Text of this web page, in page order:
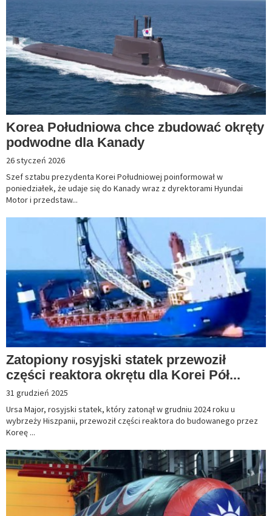
Korea Południowa chce zbudować okręty
podwodne dla Kanady
26 styczeń 2026
Szef sztabu prezydenta Korei Południowej poinformował w
poniedziałek, że udaje się do Kanady wraz z dyrektorami Hyundai
Motor i przedstaw...
Zatopiony rosyjski statek przewoził
części reaktora okrętu dla Korei Pół...
31 grudzień 2025
Ursa Major, rosyjski statek, który zatonął w grudniu 2024 roku u
wybrzeży Hiszpanii, przewoził części reaktora do budowanego przez
Koreę ...